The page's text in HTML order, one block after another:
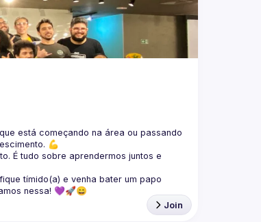
está começando na área ou passando
💪
É tudo sobre aprendermos juntos e
tímido(a) e venha bater um papo
nessa! 💜🚀😄
Join